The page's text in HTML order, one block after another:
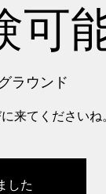
能
ラウンド
来てくださいね。
した